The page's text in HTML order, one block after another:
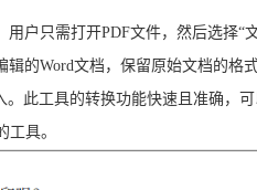
户只需打开PDF文件，然后选择“
的Word文档，保留原始文档的格
此工具的转换功能快速且准确，
具。